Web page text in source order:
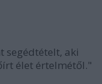
segédtételt, aki
élet értelmétől."